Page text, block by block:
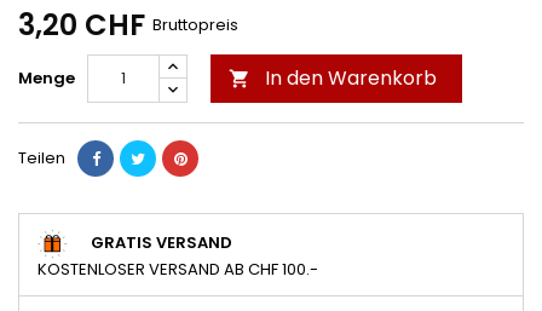
3,20 CHF Bruttopreis
Menge  In den Warenkorb
Teilen
GRATIS VERSAND
KOSTENLOSER VERSAND AB CHF 100.-